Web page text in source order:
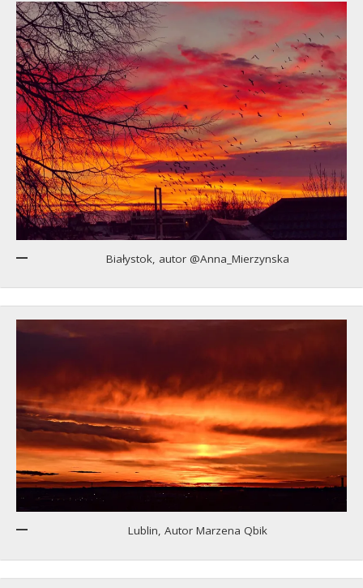
Białystok, autor @Anna_Mierzynska
Lublin, Autor Marzena Qbik